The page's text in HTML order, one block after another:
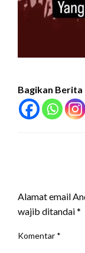
Bagikan Berita
Alamat email
wajib ditandai*
Komentar *